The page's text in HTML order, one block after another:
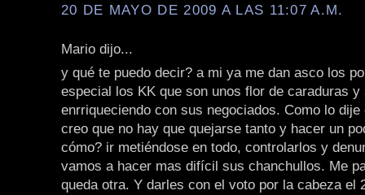
20 DE MAYO DE 2009 A LAS 11:07 A.M.
Mario dijo...
y qué te puedo decir? a mi ya me dan asco los
especial los KK que son unos flor de caraduras y
enrriqueciendo con sus negociados. Como lo
creo que no hay que quejarse tanto y hacer un
cómo? ir metiéndose en todo, controlarlos y
vamos a hacer mas difícil sus chanchullos. Me
queda otra. Y darles con el voto por la cabeza el